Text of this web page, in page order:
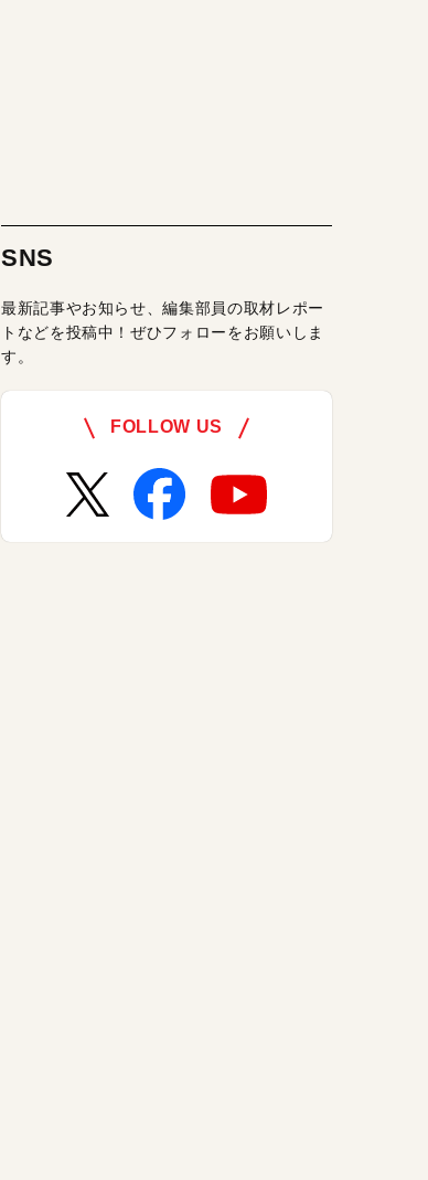
SNS
最新記事やお知らせ、編集部員の取材レポー
トなどを投稿中！ぜひフォローをお願いしま
す。
FOLLOW US